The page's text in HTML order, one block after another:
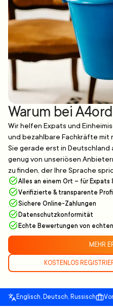
Warum bei
Wir helfen Expats und
und bezahlbare Fachkräfte mit
Sie gerade erst in Deutschland
genug von unseriösen
zu finden, der Ihre Sprache
Alles an einem Ort – für Expats
Verifizierte & transparente
Sichere Online-Zahlungen
Datenschutzkonformität
Echte Bewertungen von
MEHR
KOSTENLOS
Englisch, Deutsch, Russisch